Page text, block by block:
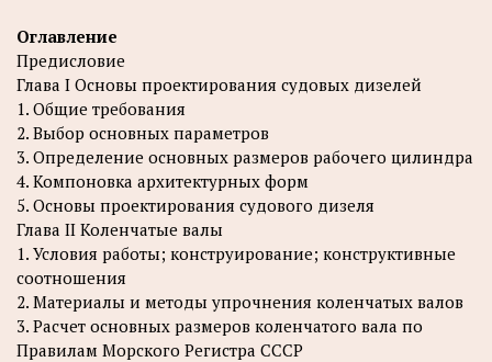
Оглавление
Предисловие
Глава I Основы проектирования судовых дизелей
1. Общие требования
2. Выбор основных параметров
3. Определение основных размеров рабочего цилиндра
4. Компоновка архитектурных форм
5. Основы проектирования судового дизеля
Глава II Коленчатые валы
1. Условия работы; конструирование; конструктивные
соотношения
2. Материалы и методы упрочнения коленчатых валов
3. Расчет основных размеров коленчатого вала по
Правилам Морского Регистра СССР